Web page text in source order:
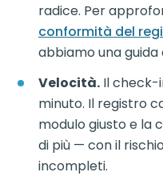
radice. Per
conformità del
abbiamo una guida
Velocità. Il check-
minuto. Il registro
modulo giusto e la
di più — con il
incompleti.